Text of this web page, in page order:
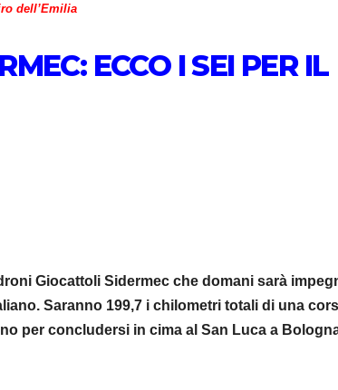
dell’Emilia
ECCO I SEI PER IL
Giocattoli Sidermec che domani sarà
Saranno 199,7 i chilometri totali di una
per concludersi in cima al San Luca a